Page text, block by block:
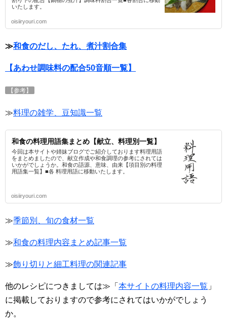
いたします。
oisiiryouri.com
≫和食のだし、たれ、煮汁割合集
【あわせ調味料の配合50音順一覧】
【参考】
≫料理の雑学、豆知識一覧
和食の料理用語集まとめ【献立、料理別一覧】
今回は本サイトや姉妹ブログでご紹介しております料理用語
をまとめましたので、献立作成や和食調理の参考にされては
いかがでしょうか。和食の語源、意味、由来【項目別の料理
用語集一覧】■各 料理用語に移動いたします。
oisiiryouri.com
≫季節別、旬の食材一覧
≫和食の料理内容まとめ記事一覧
≫飾り切りと細工料理の関連記事
他のレシピにつきましては≫「 本サイトの料理内容一覧 」
に掲載しておりますので参考にされてはいかがでしょう
か。